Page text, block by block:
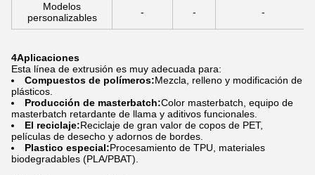
Modelos
personalizables
- - -
4Aplicaciones
Esta línea de extrusión es muy adecuada para:
Compuestos de polímeros:Mezcla, relleno y modificación de
plásticos.
Producción de masterbatch:Color masterbatch, equipo de
masterbatch retardante de llama y aditivos funcionales.
El reciclaje:Reciclaje de gran valor de copos de PET,
películas de desecho y adornos de bordes.
Plastico especial:Procesamiento de TPU, materiales
biodegradables (PLA/PBAT).